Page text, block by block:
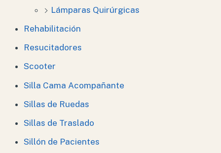
Lámparas Quirúrgicas
Rehabilitación
Resucitadores
Scooter
Silla Cama Acompañante
Sillas de Ruedas
Sillas de Traslado
Sillón de Pacientes